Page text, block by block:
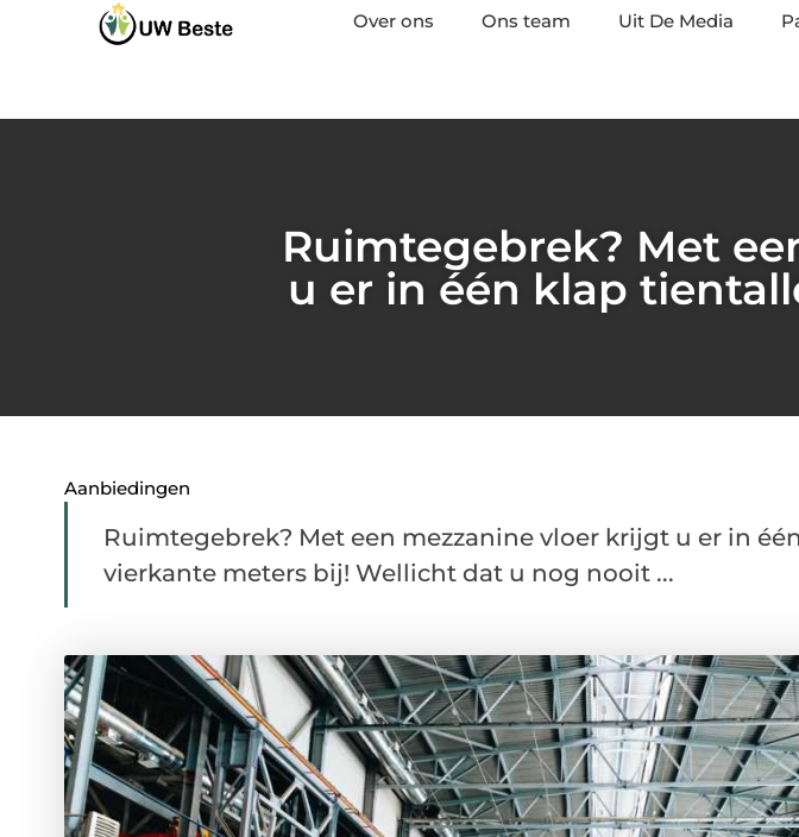
Over ons Ons team Uit De Media
Ruimtegebrek? Met
u er in één klap
Aanbiedingen
Ruimtegebrek? Met een mezzanine vloer krijgt u er in
vierkante meters bij! Wellicht dat u nog nooit ...